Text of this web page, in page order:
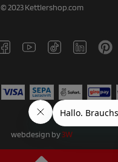
© 2023 Kettlershop.com
webdesign by3W